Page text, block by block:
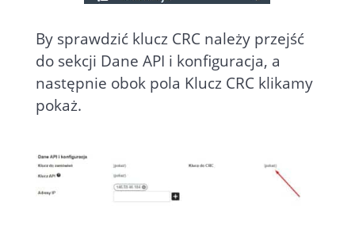
By sprawdzić klucz CRC należy przejść
do sekcji Dane API i konfiguracja, a
następnie obok pola Klucz CRC klikamy
pokaż.